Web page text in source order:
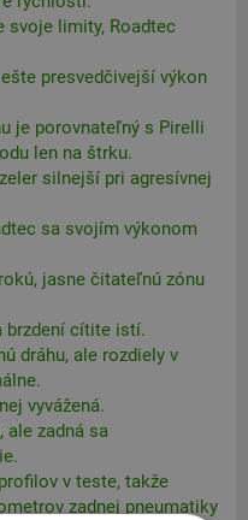
svoje limity, Roadtec
presvedčivejší výkon
je porovnateľný s Pirelli
len na štrku.
silnejší pri agresívnej
sa svojím výkonom
jasne čitateľnú zónu
brzdení cítite istí.
dráhu, ale rozdiely v
vyvážená.
ale zadná sa
v teste, takže
zadnej pneumatiky